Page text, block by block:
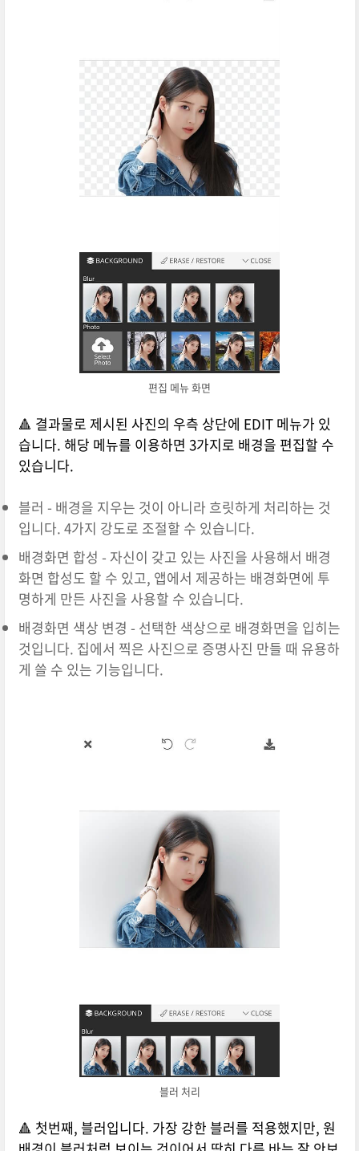
편집 메뉴 화면
🔺 결과물로 제시된 사진의 우측 상단에 EDIT 메뉴가 있
습니다. 해당 메뉴를 이용하면 3가지로 배경을 편집할 수
있습니다.
블러 - 배경을 지우는 것이 아니라 흐릿하게 처리하는 것
입니다. 4가지 강도로 조절할 수 있습니다.
배경화면 합성 - 자신이 갖고 있는 사진을 사용해서 배경
화면 합성도 할 수 있고, 앱에서 제공하는 배경화면에 투
명하게 만든 사진을 사용할 수 있습니다.
배경화면 색상 변경 - 선택한 색상으로 배경화면을 입히는
것입니다. 집에서 찍은 사진으로 증명사진 만들 때 유용하
게 쓸 수 있는 기능입니다.
블러 처리
🔺 첫번째, 블러입니다. 가장 강한 블러를 적용했지만, 원